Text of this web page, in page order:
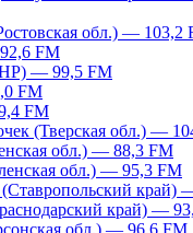
обл.) — 103,2
FM
— 99,5 FM
FM
FM
(Тверская обл.) —
обл.) — 88,3 FM
обл.) — 95,3 FM
(Ставропольский край)
край) —
обл.) — 96,6 FM